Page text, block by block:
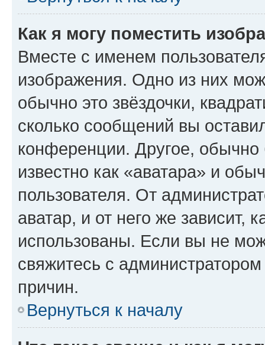
Как я могу поместить
Вместе с именем
изображения. Одно из них
обычно это звёздочки,
сколько сообщений вы
конференции. Другое,
известно как «аватара» и
пользователя. От
аватар, и от него же зависит,
использованы. Если вы не
свяжитесь с
причин.
Вернуться к началу